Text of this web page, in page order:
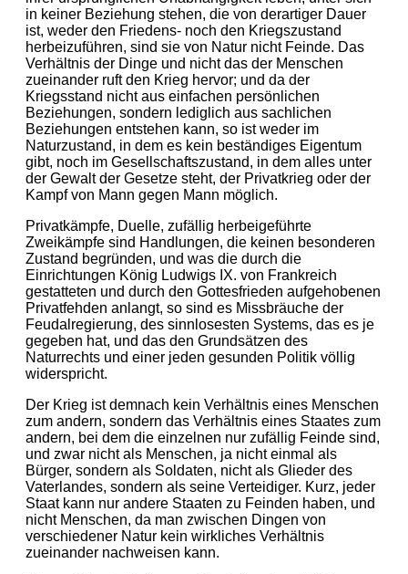
in keiner Beziehung stehen, die von derartiger Dauer
ist, weder den Friedens- noch den Kriegszustand
herbeizuführen, sind sie von Natur nicht Feinde. Das
Verhältnis der Dinge und nicht das der Menschen
zueinander ruft den Krieg hervor; und da der
Kriegsstand nicht aus einfachen persönlichen
Beziehungen, sondern lediglich aus sachlichen
Beziehungen entstehen kann, so ist weder im
Naturzustand, in dem es kein beständiges Eigentum
gibt, noch im Gesellschaftszustand, in dem alles unter
der Gewalt der Gesetze steht, der Privatkrieg oder der
Kampf von Mann gegen Mann möglich.
Privatkämpfe, Duelle, zufällig herbeigeführte
Zweikämpfe sind Handlungen, die keinen besonderen
Zustand begründen, und was die durch die
Einrichtungen König Ludwigs IX. von Frankreich
gestatteten und durch den Gottesfrieden aufgehobenen
Privatfehden anlangt, so sind es Missbräuche der
Feudalregierung, des sinnlosesten Systems, das es je
gegeben hat, und das den Grundsätzen des
Naturrechts und einer jeden gesunden Politik völlig
widerspricht.
Der Krieg ist demnach kein Verhältnis eines Menschen
zum andern, sondern das Verhältnis eines Staates zum
andern, bei dem die einzelnen nur zufällig Feinde sind,
und zwar nicht als Menschen, ja nicht einmal als
Bürger, sondern als Soldaten, nicht als Glieder des
Vaterlandes, sondern als seine Verteidiger. Kurz, jeder
Staat kann nur andere Staaten zu Feinden haben, und
nicht Menschen, da man zwischen Dingen von
verschiedener Natur kein wirkliches Verhältnis
zueinander nachweisen kann.